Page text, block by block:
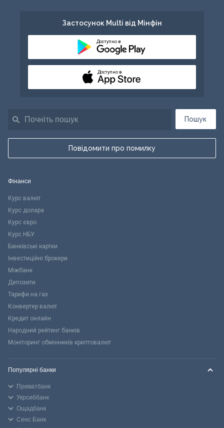
Пошук
Повідомити про помилку
Застосунок Multi від Мінфін
Доступно в
Доступно в
Фінанси
Курс валют
Курс долара
Курс євро
Курс НБУ
Банківські картки
Інвестиційні брокери
Міжбанк
Депозити
Тарифи на газ
Конвертер валют
Кредит онлайн
Народний рейтинг банків
Моніторинг обмінників криптовалют
Популярні банки
Приватбанк
Укрсиббанк
Ощадбанк
Сенс Банк